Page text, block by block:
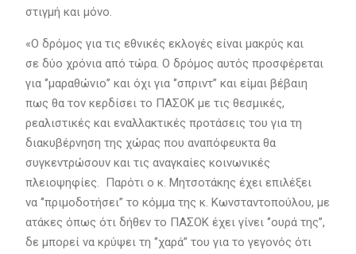
στιγμή και μόνο.
«Ο δρόμος για τις εθνικές εκλογές είναι μακρύς και
σε δύο χρόνια από τώρα. Ο δρόμος αυτός προσφέρεται
για ‘’μαραθώνιο’’ και όχι για ‘’σπριντ’’ και είμαι βέβαιη
πως θα τον κερδίσει το ΠΑΣΟΚ με τις θεσμικές,
ρεαλιστικές και εναλλακτικές προτάσεις του για τη
διακυβέρνηση της χώρας που αναπόφευκτα θα
συγκεντρώσουν και τις αναγκαίες κοινωνικές
πλειοψηφίες. Παρότι ο κ. Μητσοτάκης έχει επιλέξει
να ‘’πριμοδοτήσει’’ το κόμμα της κ. Κωνσταντοπούλου, με
ατάκες όπως ότι δήθεν το ΠΑΣΟΚ έχει γίνει ‘’ουρά της’’,
δε μπορεί να κρύψει τη ‘’χαρά’’ του για το γεγονός ότι